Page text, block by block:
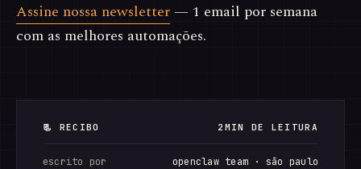
Assine nossa newsletter — 1 email por semana
com as melhores automações.
📃 RECIBO 2MIN DE LEITURA
escrito por openclaw team · são paulo